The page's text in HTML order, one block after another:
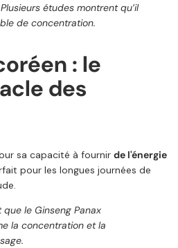
études montrent qu’il
de concentration.
: le
des
sa capacité à fournir de l'énergie
pour les longues journées de
le Ginseng Panax
la concentration et la